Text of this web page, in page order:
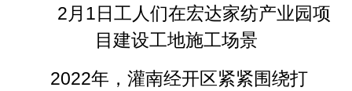
2月1日工人们在宏达家纺产业园项
目建设工地施工场景
2022年，灌南经开区紧紧围绕打